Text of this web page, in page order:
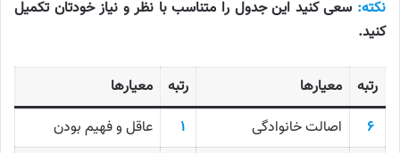
نکته: سعی کنید این جدول را متناسب با نظر و نیاز خودتان تکمیل
کنید.
رتبه معیارها رتبه
معیارها
۶
اصالت خانوادگی ۱
عاقل و فهیم بودن